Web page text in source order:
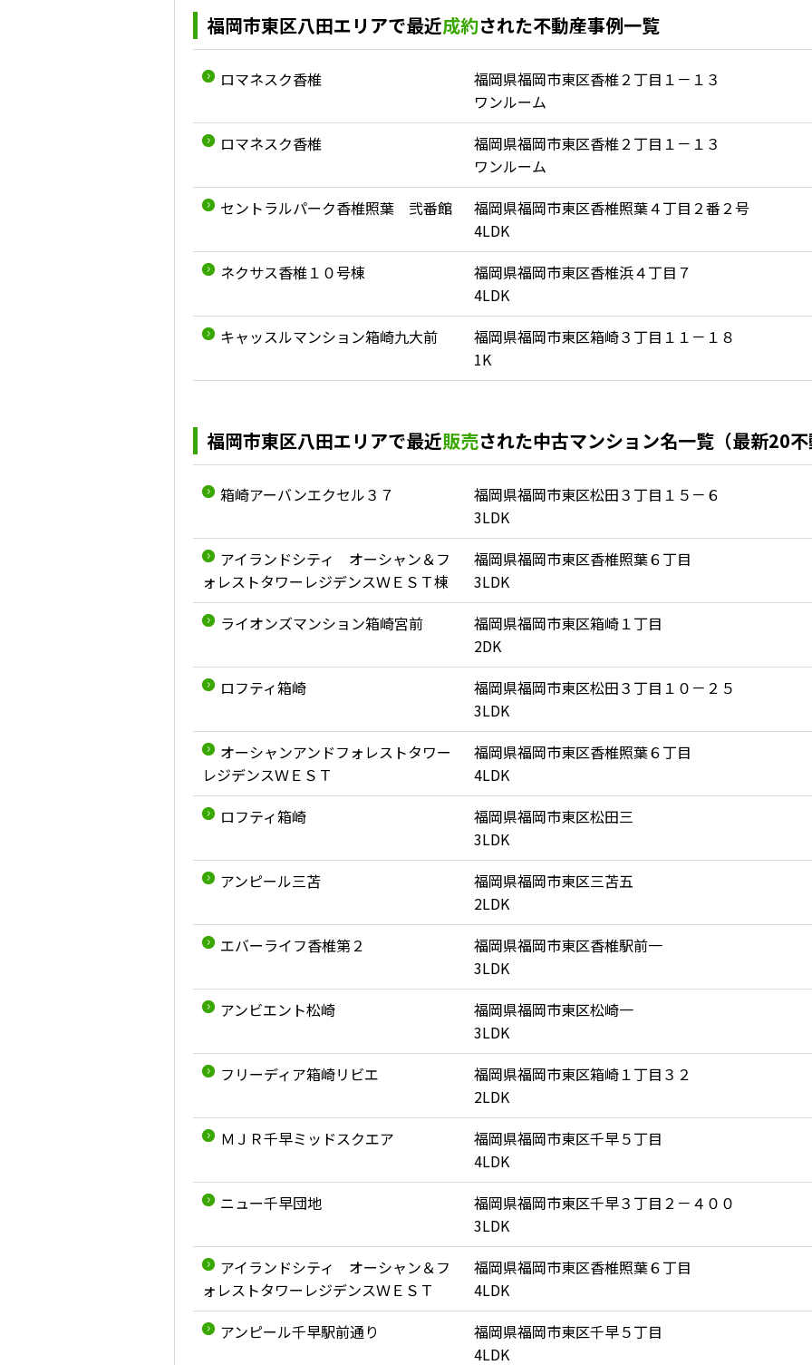
福岡市東区八田エリアで最近成約された不動産事例一覧
ロマネスク香椎
福岡県福岡市東区香椎２丁目１－１３
ワンルーム
ロマネスク香椎
福岡県福岡市東区香椎２丁目１－１３
ワンルーム
セントラルパーク香椎照葉 弐番館
福岡県福岡市東区香椎照葉４丁目２番２号
4LDK
ネクサス香椎１０号棟
福岡県福岡市東区香椎浜４丁目７
4LDK
キャッスルマンション箱崎九大前
福岡県福岡市東区箱崎３丁目１１－１８
1K
福岡市東区八田エリアで最近販売された中古マンション名一覧（最新20
箱崎アーバンエクセル３７
福岡県福岡市東区松田３丁目１５－６
3LDK
アイランドシティ オーシャン＆フ
ォレストタワーレジデンスＷＥＳＴ棟
福岡県福岡市東区香椎照葉６丁目
3LDK
ライオンズマンション箱崎宮前
福岡県福岡市東区箱崎１丁目
2DK
ロフティ箱崎
福岡県福岡市東区松田３丁目１０－２５
3LDK
オーシャンアンドフォレストタワー
レジデンスＷＥＳＴ
福岡県福岡市東区香椎照葉６丁目
4LDK
ロフティ箱崎
福岡県福岡市東区松田三
3LDK
アンピール三苫
福岡県福岡市東区三苫五
2LDK
エバーライフ香椎第２
福岡県福岡市東区香椎駅前一
3LDK
アンビエント松崎
福岡県福岡市東区松崎一
3LDK
フリーディア箱崎リビエ
福岡県福岡市東区箱崎１丁目３２
2LDK
ＭＪＲ千早ミッドスクエア
福岡県福岡市東区千早５丁目
4LDK
ニュー千早団地
福岡県福岡市東区千早３丁目２－４００
3LDK
アイランドシティ オーシャン＆フ
ォレストタワーレジデンスＷＥＳＴ
福岡県福岡市東区香椎照葉６丁目
4LDK
アンピール千早駅前通り
福岡県福岡市東区千早５丁目
4LDK